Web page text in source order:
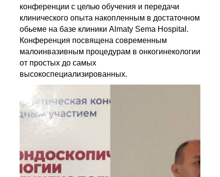
конференции с целью обучения и передачи
клинического опыта накопленным в достаточном
обьеме на базе клиники Almaty Sema Hospital .
Конференция посвящена современным
малоинвазивным процедурам в онкогинекологии
от простых до самых
высокоспециализированных.